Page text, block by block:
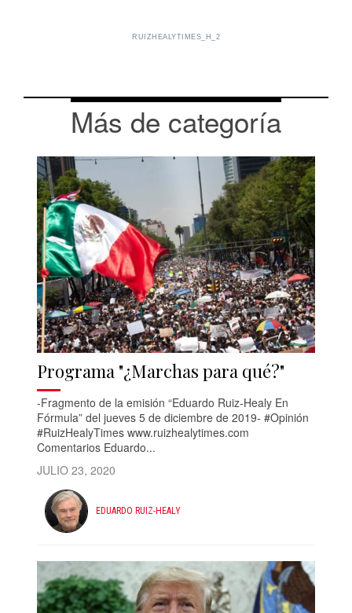
RUIZHEALYTIMES_H_2
Más de categoría
Programa "¿Marchas para qué?"
-Fragmento de la emisión “Eduardo Ruiz-Healy En
Fórmula” del jueves 5 de diciembre de 2019- #Opinión
#RuizHealyTimes www.ruizhealytimes.com
Comentarios Eduardo...
JULIO 23, 2020
EDUARDO RUIZ-HEALY